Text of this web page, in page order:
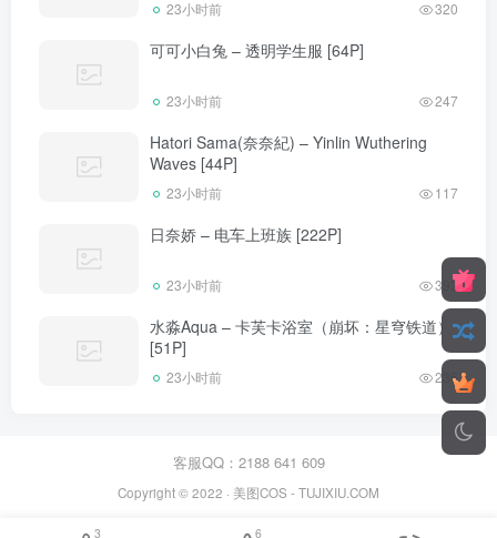
23小时前 320
可可小白兔 – 透明学生服 [64P]
23小时前 247
Hatori Sama(奈奈紀) – Yinlin Wuthering
Waves [44P]
23小时前 117
日奈娇 – 电车上班族 [222P]
23小时前 393
水淼Aqua – 卡芙卡浴室（崩坏：星穹铁道）
[51P]
23小时前 236
客服QQ：2188 641 609
Copyright © 2022 · 美图COS - TUJIXIU.COM
3 6